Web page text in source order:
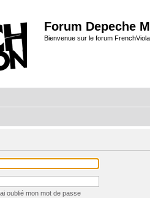
Forum Depeche
Bienvenue sur le forum
oublié mon mot de passe